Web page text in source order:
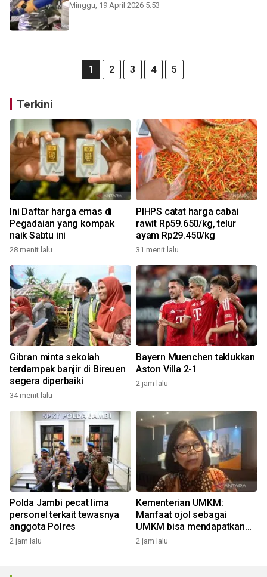
Minggu, 19 April 2026 5:53
1 2 3 4 5
Terkini
Ini Daftar harga emas di
Pegadaian yang kompak
naik Sabtu ini
28 menit lalu
PIHPS catat harga cabai
rawit Rp59.650/kg, telur
ayam Rp29.450/kg
31 menit lalu
Gibran minta sekolah
terdampak banjir di Bireuen
segera diperbaiki
34 menit lalu
Bayern Muenchen taklukkan
Aston Villa 2-1
2 jam lalu
Polda Jambi pecat lima
personel terkait tewasnya
anggota Polres
2 jam lalu
Kementerian UMKM:
Manfaat ojol sebagai
UMKM bisa mendapatkan
KUR
2 jam lalu